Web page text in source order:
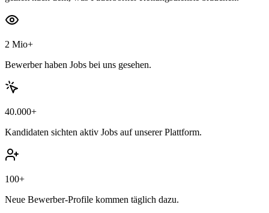
2 Mio+
Bewerber haben Jobs bei uns gesehen.
40.000+
Kandidaten sichten aktiv Jobs auf unserer Plattform.
100+
Neue Bewerber-Profile kommen täglich dazu.